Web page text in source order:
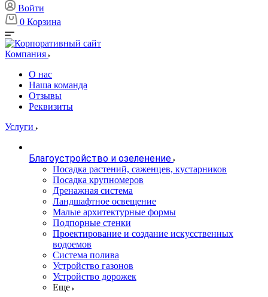
Войти
0 Корзина
Компания
О нас
Наша команда
Отзывы
Реквизиты
Услуги
Благоустройство и озеленение
Посадка растений, саженцев, кустарников
Посадка крупномеров
Дренажная система
Ландшафтное освещение
Малые архитектурные формы
Подпорные стенки
Проектирование и создание искусственных
водоемов
Система полива
Устройство газонов
Устройство дорожек
Еще